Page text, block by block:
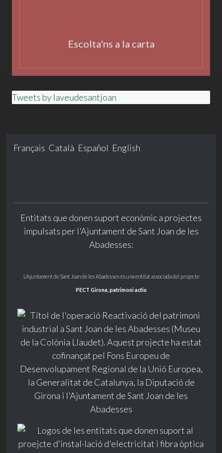
Escolta'ns a la carta
Tweets by laveudesantjoan
Français Català Español English
Entitats que donen suport econòmic a projectes
impulsats per l'Ajuntament de Sant Joan de les
Abadesses:
L'Ajuntament de Sant Joan de les Abadesses és una entitat associada del projecte
PECT Girona, patrimoni actiu